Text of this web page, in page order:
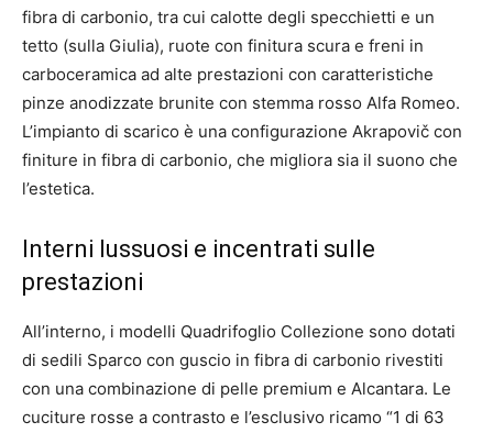
fibra di carbonio, tra cui calotte degli specchietti e un
tetto (sulla Giulia), ruote con finitura scura e freni in
carboceramica ad alte prestazioni con caratteristiche
pinze anodizzate brunite con stemma rosso Alfa Romeo.
L’impianto di scarico è una configurazione Akrapovič con
finiture in fibra di carbonio, che migliora sia il suono che
l’estetica.
Interni lussuosi e incentrati sulle
prestazioni
All’interno, i modelli Quadrifoglio Collezione sono dotati
di sedili Sparco con guscio in fibra di carbonio rivestiti
con una combinazione di pelle premium e Alcantara. Le
cuciture rosse a contrasto e l’esclusivo ricamo “1 di 63